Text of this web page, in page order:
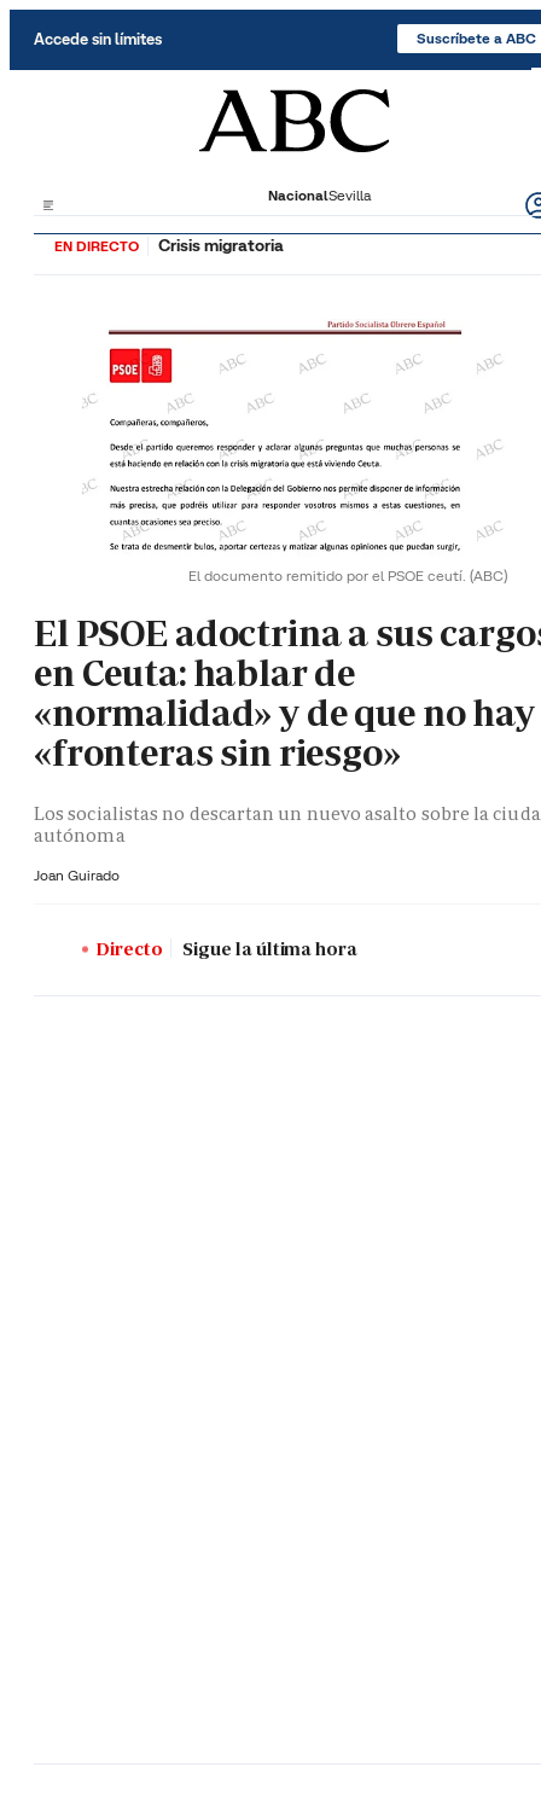
Accede sin límites Suscríbete a ABC
NacionalSevilla
EN DIRECTO Crisis migratoria
El documento remitido por el PSOE ceutí. (ABC)
El PSOE adoctrina a sus
en Ceuta: hablar de
«normalidad» y de que no hay
«fronteras sin riesgo»
Los socialistas no descartan un nuevo asalto sobre la
autónoma
Joan Guirado
Directo Sigue la última hora